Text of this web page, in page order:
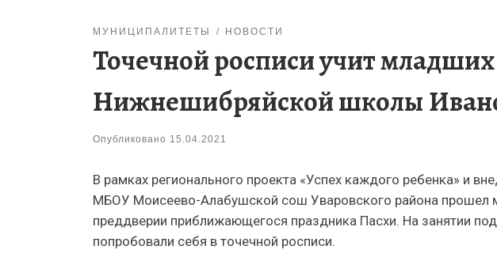
МУНИЦИПАЛИТЕТЫ НОВОСТИ
Точечной росписи учит
Нижнешибряйской школы
Опубликовано 15.04.2021
В рамках регионального проекта «Успех каждого ребенка» и
МБОУ Моисеево-Алабушской сош Уваровского района прошел
преддверии приближающегося праздника Пасхи. На занятии
попробовали себя в точечной росписи.